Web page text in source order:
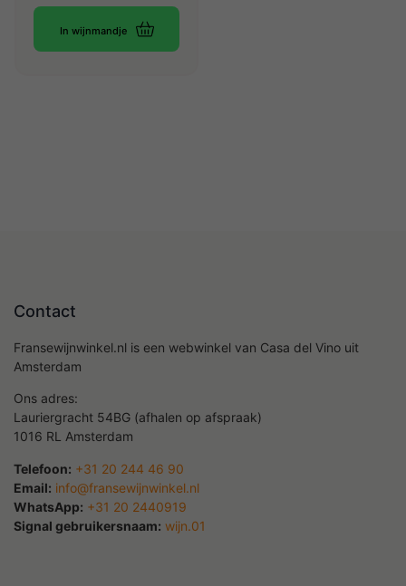
In wijnmandje
Contact
Fransewijnwinkel.nl is een webwinkel van Casa del Vino uit
Amsterdam
Ons adres:
Lauriergracht 54BG (afhalen op afspraak)
1016 RL Amsterdam
Telefoon: +31 20 244 46 90
Email: info@fransewijnwinkel.nl
WhatsApp: +31 20 2440919
Signal gebruikersnaam: wijn.01